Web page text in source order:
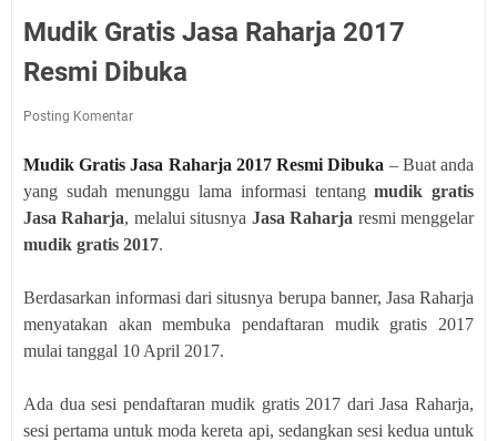
Mudik Gratis Jasa Raharja 2017
Resmi Dibuka
Posting Komentar
Mudik Gratis Jasa Raharja 2017 Resmi Dibuka – Buat anda
yang sudah menunggu lama informasi tentangmudik gratis
Jasa Raharja, melalui situsnya Jasa Raharja resmi menggelar
mudik gratis 2017.
Berdasarkan informasi dari situsnya berupa banner, Jasa Raharja
menyatakan akan membuka pendaftaran mudik gratis 2017
mulai tanggal 10 April 2017.
Ada dua sesi pendaftaran mudik gratis 2017 dari Jasa Raharja,
sesi pertama untuk moda kereta api, sedangkan sesi kedua untuk